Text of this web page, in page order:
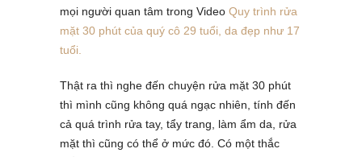
mọi người quan tâm trong Video Quy trình rửa
mặt 30 phút của quý cô 29 tuổi, da đẹp như 17
tuổi.
Thật ra thì nghe đến chuyện rửa mặt 30 phút
thì mình cũng không quá ngạc nhiên, tính đến
cả quá trình rửa tay, tẩy trang, làm ẩm da, rửa
mặt thì cũng có thể ở mức đó. Có một thắc